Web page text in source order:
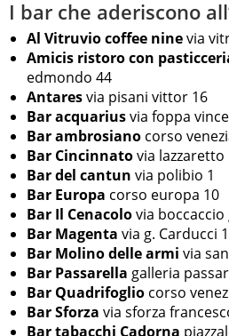
I bar che aderiscono
Al Vitruvio coffee ninevia
Amicis ristoro con
edmondo 44
Antaresvia pisani vittor 16
Bar acquariusvia foppa
Bar ambrosiano corso
Bar Cincinnatovia lazzaretto
Bar del cantun via polibio 1
Bar Europa corso europa 10
Bar Il Cenacolovia
Bar Magenta via g. Carducci
Bar Molino delle armi via
Bar Passarella galleria
Bar Quadrifoglio corso
Bar Sforza via sforza
Bar tabacchi Cadorna